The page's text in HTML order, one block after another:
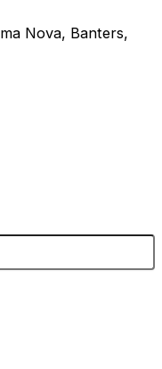
Nova, Banters,